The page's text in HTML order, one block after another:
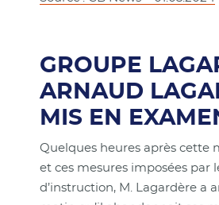
GROUPE
ARNAUD
MIS EN
Quelques heures après cette
et ces mesures imposées par
d’instruction, M. Lagardère a